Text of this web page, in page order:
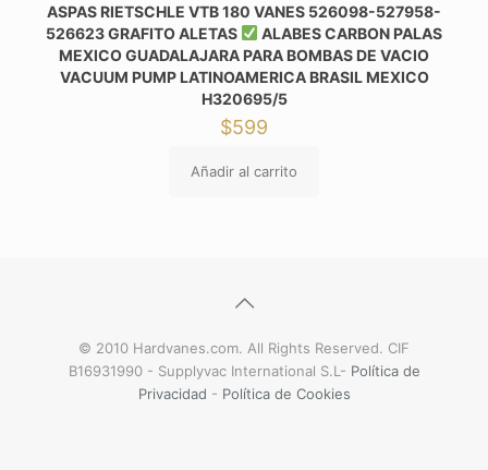
ASPAS RIETSCHLE VTB 180 VANES 526098-527958-
526623 GRAFITO ALETAS
ALABES CARBON PALAS
MEXICO GUADALAJARA PARA BOMBAS DE VACIO
VACUUM PUMP LATINOAMERICA BRASIL MEXICO
H320695/5
$599
Añadir al carrito
© 2010 Hardvanes.com. All Rights Reserved. CIF
B16931990 - Supplyvac International S.L- Política de
Privacidad - Política de Cookies